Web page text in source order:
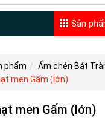
Sản
phẩm
Ấm chén Bát
men Gấm (lớn)
men Gấm (lớn)